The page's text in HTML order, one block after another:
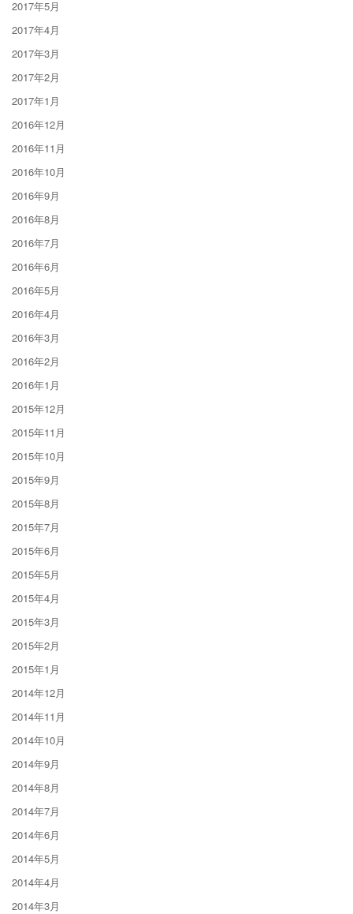
2017年5月
2017年4月
2017年3月
2017年2月
2017年1月
2016年12月
2016年11月
2016年10月
2016年9月
2016年8月
2016年7月
2016年6月
2016年5月
2016年4月
2016年3月
2016年2月
2016年1月
2015年12月
2015年11月
2015年10月
2015年9月
2015年8月
2015年7月
2015年6月
2015年5月
2015年4月
2015年3月
2015年2月
2015年1月
2014年12月
2014年11月
2014年10月
2014年9月
2014年8月
2014年7月
2014年6月
2014年5月
2014年4月
2014年3月